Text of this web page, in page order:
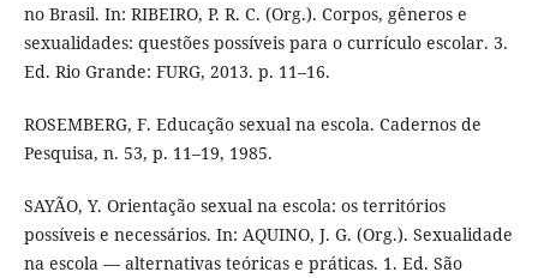
no Brasil. In: RIBEIRO, P. R. C. (Org.). Corpos, gêneros e
sexualidades: questões possíveis para o currículo escolar. 3.
Ed. Rio Grande: FURG, 2013. p. 11–16.
ROSEMBERG, F. Educação sexual na escola. Cadernos de
Pesquisa, n. 53, p. 11–19, 1985.
SAYÃO, Y. Orientação sexual na escola: os territórios
possíveis e necessários. In: AQUINO, J. G. (Org.). Sexualidade
na escola — alternativas teóricas e práticas. 1. Ed. São